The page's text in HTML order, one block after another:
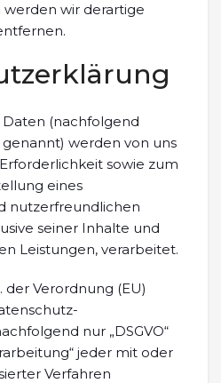
wir derartige
(nachfolgend
genannt) werden von uns
sowie zum
eines
nutzerfreundlichen
seiner Inhalte und
Leistungen, verarbeitet.
der Verordnung (EU)
nur „DSGVO“
jeder mit oder
Verfahren